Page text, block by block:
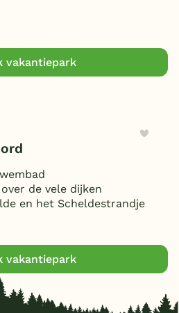
vakantiepark
de vele dijken
en het Scheldestrandje
vakantiepark